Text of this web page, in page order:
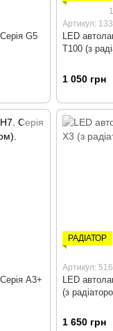
G5
1
Артикул:
LED
T100 (з
1 050 грн
А3+
РАДІАТОР
Артикул: 516
LED
(з
1 650 грн